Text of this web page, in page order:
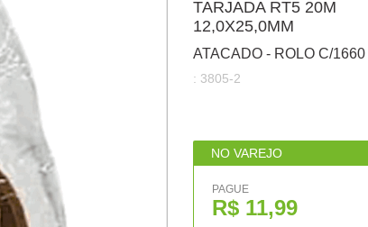
TARJADA RT5 20M
12,0X25,0MM
ATACADO - ROLO C/1660
: 3805-2
NO VAREJO
PAGUE
R$ 11,99